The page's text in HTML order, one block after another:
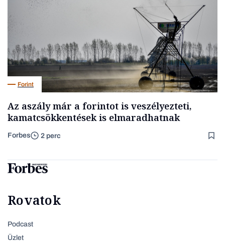
Forint
Az aszály már a forintot is veszélyezteti,
kamatcsökkentések is elmaradhatnak
Forbes 2 perc
Rovatok
Podcast
Üzlet